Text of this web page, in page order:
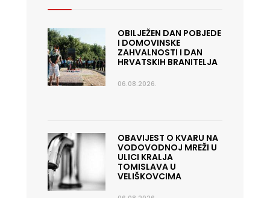
OBILJEŽEN DAN POBJEDE
I DOMOVINSKE
ZAHVALNOSTI I DAN
HRVATSKIH BRANITELJA
06.08.2026.
OBAVIJEST O KVARU NA
VODOVODNOJ MREŽI U
ULICI KRALJA
TOMISLAVA U
VELIŠKOVCIMA